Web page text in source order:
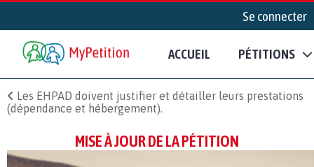
Se connecter
ACCUEIL PÉTITIONS
Les EHPAD doivent justifier et détailler leurs prestations
(dépendance et hébergement).
MISE À JOUR DE LA PÉTITION